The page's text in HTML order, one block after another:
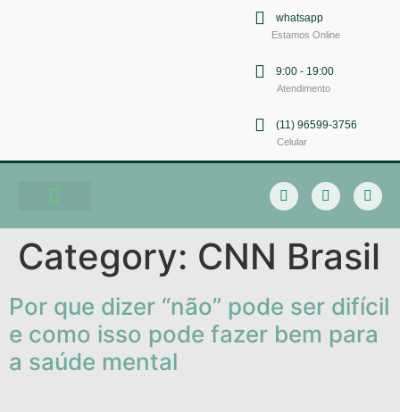
whatsapp
Estamos Online
9:00 - 19:00
Atendimento
(11) 96599-3756
Celular
Category: CNN Brasil
Por que dizer “não” pode ser difícil
e como isso pode fazer bem para
a saúde mental